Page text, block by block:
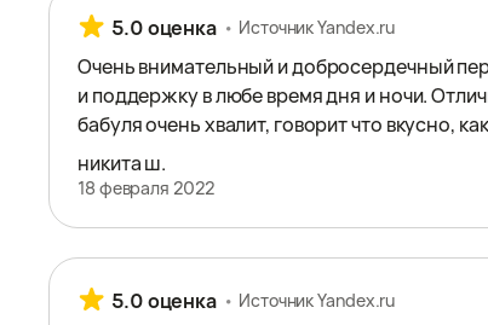
5.0 оценка Источник Yandex.ru
Очень внимательный и дoбросердечный
и поддержку в любе время дня и ночи.
бабуля очень хвалит, говорит что вкусно,
никита ш.
18 февраля 2022
5.0 оценка Источник Yandex.ru